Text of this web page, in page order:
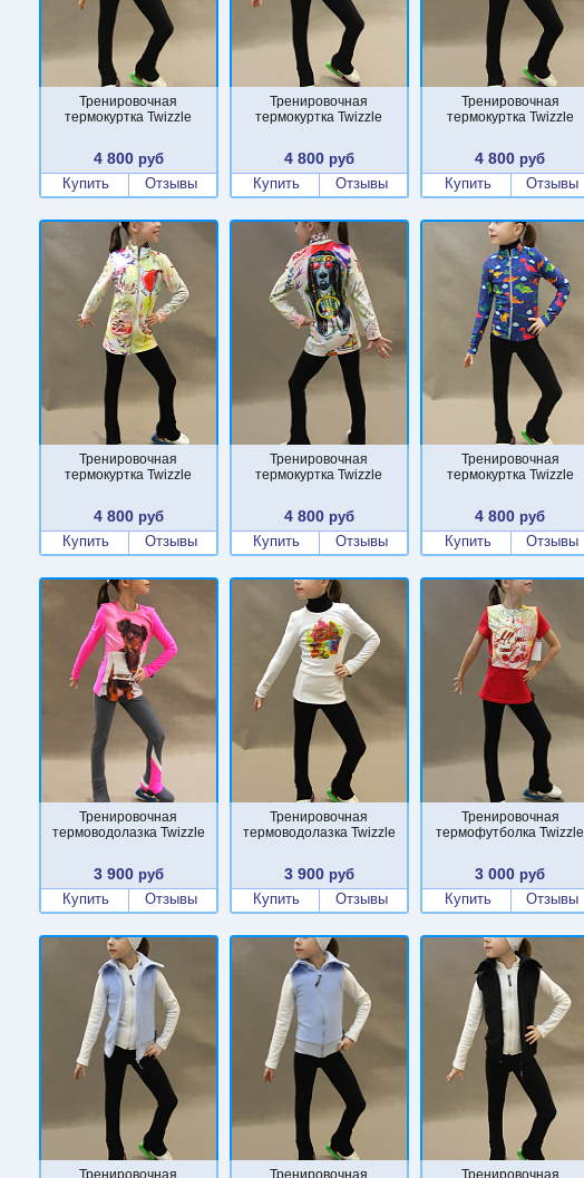
Тренировочная
термокуртка Twizzle
4 800руб
Купить
Отзывы
Тренировочная
термокуртка Twizzle
4 800руб
Купить
Отзывы
Тренировочная
термокуртка Twizzle
4 800 руб
Купить
Отзывы
Тренировочная
термокуртка Twizzle
4 800руб
Купить
Отзывы
Тренировочная
термокуртка Twizzle
4 800руб
Купить
Отзывы
Тренировочная
термокуртка Twizzle
4 800 руб
Купить
Отзывы
Тренировочная
термоводолазка Twizzle
3 900руб
Купить
Отзывы
Тренировочная
термоводолазка Twizzle
3 900руб
Купить
Отзывы
Тренировочная
термофутболка Twizzle
3 000 руб
Купить
Отзывы
Тренировочная
Тренировочная
Тренировочная